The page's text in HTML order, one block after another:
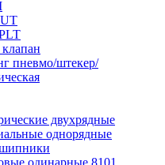
пневмо/штекер/
двухрядные
однорядные
одинарные 8101